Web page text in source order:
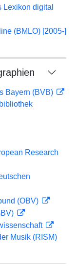
digital
(BMLO) [2005-]
Bayern (BVB)
Research
(OBV)
Musik (RISM)